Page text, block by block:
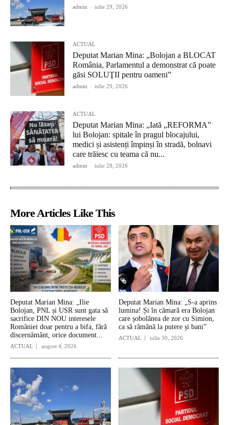
admin - iulie 29, 2026
ACTUAL
Deputat Marian Mina: „Bolojan a BLOCAT
România, Parlamentul a demonstrat că poate
găsi SOLUŢII pentru oameni”
admin - iulie 29, 2026
ACTUAL
Deputat Marian Mina: „Iată „REFORMA”
lui Bolojan: spitale în pragul blocajului,
medici și asistenți împinși în stradă, bolnavi
care trăiesc cu teama că nu...
admin - iulie 28, 2026
More Articles Like This
Deputat Marian Mina: „Ilie
Bolojan, PNL și USR sunt gata să
sacrifice DIN NOU interesele
României doar pentru a bifa, fără
discernământ, orice document...
ACTUAL august 4, 2026
Deputat Marian Mina: „S-a aprins
lumina! Și în cămară era Bolojan
care șobolănea de zor cu Simion,
ca să rămână la putere și bani”
ACTUAL iulie 30, 2026